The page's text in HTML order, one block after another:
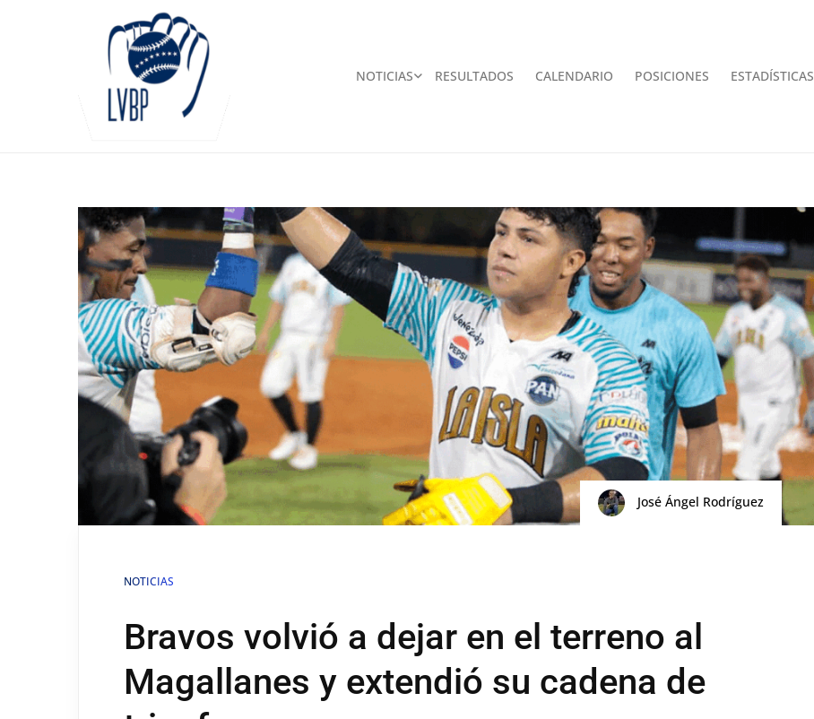
NOTICIAS RESULTADOS CALENDARIO POSICIONES ESTADÍSTICAS
José Ángel Rodríguez
NOTICIAS
Bravos volvió a dejar en el terreno al
Magallanes y extendió su cadena de